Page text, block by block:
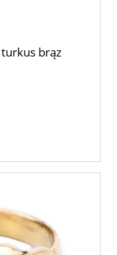
brąz